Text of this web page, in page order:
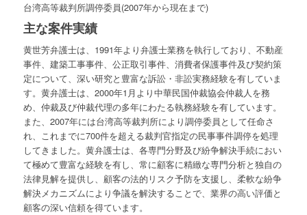
台湾高等裁判所調停委員(2007年から現在まで)
主な案件実績
黄世芳弁護士は、1991年より弁護士業務を執行しており、不動産
事件、建築工事事件、公正取引事件、消費者保護事件及び契約策
定について、深い研究と豊富な訴訟・非訟実務経験を有していま
す。黄弁護士は、2000年1月より中華民国仲裁協会仲裁人を務
め、仲裁及び仲裁代理の多年にわたる執務経験を有しています。
また、2007年には台湾高等裁判所により調停委員として任命さ
れ、これまでに700件を超える裁判官指定の民事事件調停を処理
してきました。黄弁護士は、各専門分野及び紛争解決手続におい
て極めて豊富な経験を有し、常に顧客に精緻な専門分析と独自の
法律見解を提供し、顧客の法的リスク予防を支援し、柔軟な紛争
解決メカニズムにより争議を解決することで、業界の高い評価と
顧客の深い信頼を得ています。